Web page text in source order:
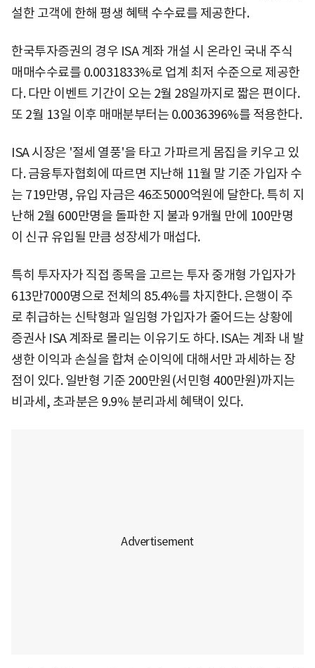
설한 고객에 한해 평생 혜택 수수료를 제공한다.
한국투자증권의 경우 ISA 계좌 개설 시 온라인 국내 주식
매매수수료를 0.0031833%로 업계 최저 수준으로 제공한
다. 다만 이벤트 기간이 오는 2월 28일까지로 짧은 편이다.
또 2월 13일 이후 매매분부터는 0.0036396%를 적용한다.
ISA 시장은 '절세 열풍'을 타고 가파르게 몸집을 키우고 있
다. 금융투자협회에 따르면 지난해 11월 말 기준 가입자 수
는 719만명, 유입 자금은 46조5000억원에 달한다. 특히 지
난해 2월 600만명을 돌파한 지 불과 9개월 만에 100만명
이 신규 유입될 만큼 성장세가 매섭다.
특히 투자자가 직접 종목을 고르는 투자 중개형 가입자가
613만7000명으로 전체의 85.4%를 차지한다. 은행이 주
로 취급하는 신탁형과 일임형 가입자가 줄어드는 상황에
증권사 ISA 계좌로 몰리는 이유기도 하다. ISA는 계좌 내 발
생한 이익과 손실을 합쳐 순이익에 대해서만 과세하는 장
점이 있다. 일반형 기준 200만원(서민형 400만원)까지는
비과세, 초과분은 9.9% 분리과세 혜택이 있다.